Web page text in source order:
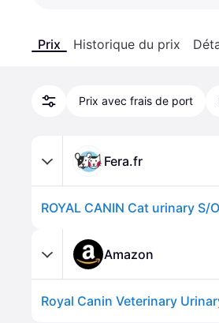
Prix Historique du prix
Prix avec frais de port
Fera.fr
ROYAL CANIN Cat urinary
Amazon